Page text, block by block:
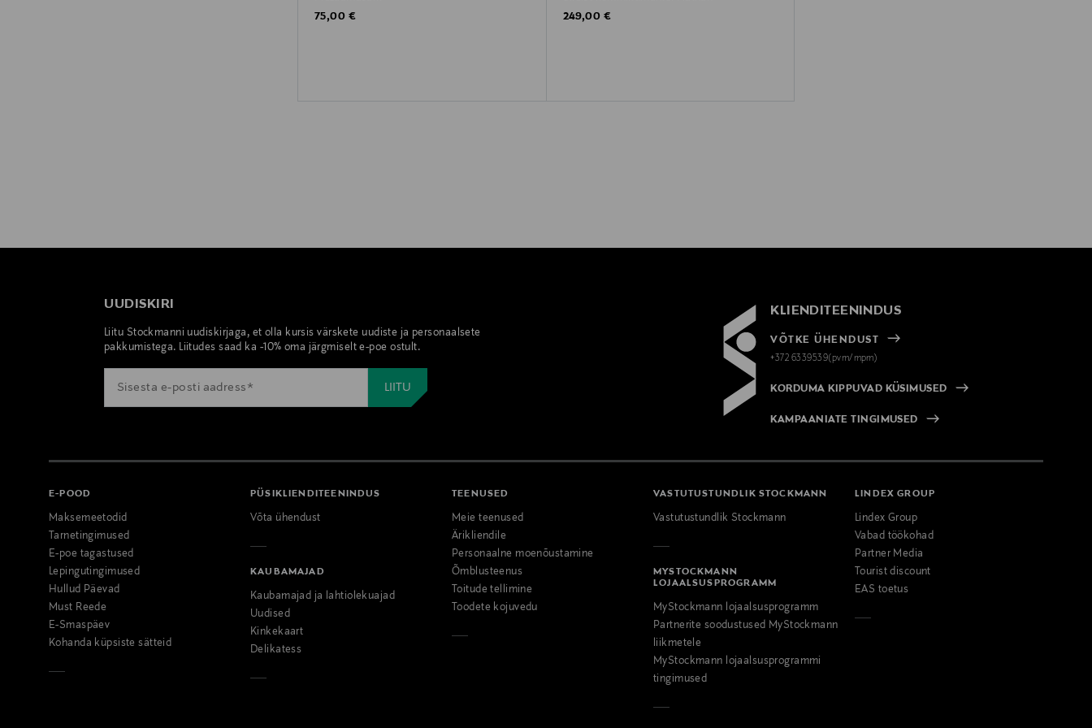
Original Price
75,00 €
Original Price
249,00 €
UUDISKIRI
Liitu Stockmanni uudiskirjaga, et olla kursis värskete uudiste ja personaalsete
pakkumistega. Liitudes saad ka -10% oma järgmiselt e-poe ostult.
KLIENDITEENINDUS
VÕTKE ÜHENDUST
+372 6339539(pvm/mpm)
KORDUMA KIPPUVAD KÜSIMUSED
KAMPAANIATE TINGIMUSED
E-POOD
Maksemeetodid
Tarnetingimused
E-poe tagastused
Lepingutingimused
Hullud Päevad
Must Reede
E-Smaspäev
Kohanda küpsiste sätteid
PÜSIKLIENDITEENINDUS
Võta ühendust
KAUBAMAJAD
Kaubamajad ja lahtiolekuajad
Uudised
Kinkekaart
Delikatess
TEENUSED
Meie teenused
Ärikliendile
Personaalne moenõustamine
Õmblusteenus
Toitude tellimine
Toodete kojuvedu
VASTUTUSTUNDLIK STOCKMANN
Vastutustundlik Stockmann
MYSTOCKMANN
LOJAALSUSPROGRAMM
MyStockmann lojaalsusprogramm
Partnerite soodustused MyStockmann
liikmetele
MyStockmann lojaalsusprogrammi
tingimused
LINDEX GROUP
Lindex Group
Vabad töökohad
Partner Media
Tourist discount
EAS toetus